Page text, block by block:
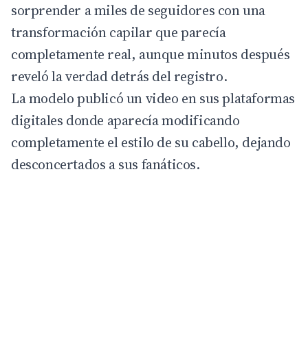
sorprender a miles de seguidores con una
transformación capilar que parecía
completamente real, aunque minutos después
reveló la verdad detrás del registro.
La modelo publicó un video en sus plataformas
digitales donde aparecía modificando
completamente el estilo de su cabello, dejando
desconcertados a sus fanáticos.